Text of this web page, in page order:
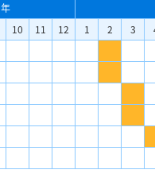
10 11 12 1 2 3